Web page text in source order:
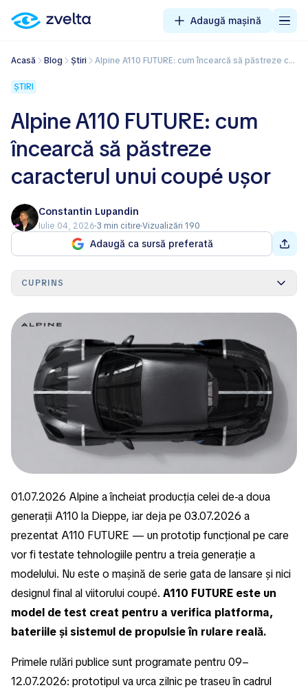
Adaugă mașină
Acasă Blog Știri Alpine A110 FUTURE: cum încearcă să păstreze caracterul unui coupé ușor
ȘTIRI
Alpine A110 FUTURE: cum
încearcă să păstreze
caracterul unui coupé ușor
Constantin Lupandin
Iulie 04, 2026 3 min citireVizualizări 190
Adaugă ca sursă preferată
CUPRINS
01.07.2026 Alpine a încheiat producția celei de-a doua
generații A110 la Dieppe, iar deja pe 03.07.2026 a
prezentat A110 FUTURE — un prototip funcțional pe care
vor fi testate tehnologiile pentru a treia generație a
modelului. Nu este o mașină de serie gata de lansare și nici
designul final al viitorului coupé. A110 FUTURE este un
model de test creat pentru a verifica platforma,
bateriile și sistemul de propulsie în rulare reală.
Primele rulări publice sunt programate pentru 09–
12.07.2026: prototipul va urca zilnic pe traseu în cadrul